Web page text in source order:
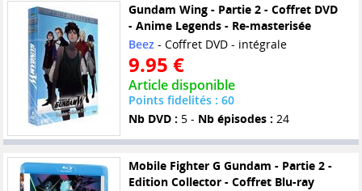
Gundam Wing - Partie 2 - Coffret DVD
- Anime Legends - Re-masterisée
Beez - Coffret DVD - intégrale
9.95 €
Article disponible
Points fidelités : 60
Nb DVD : 5 - Nb épisodes : 24
Mobile Fighter G Gundam - Partie 2 -
Edition Collector - Coffret Blu-ray